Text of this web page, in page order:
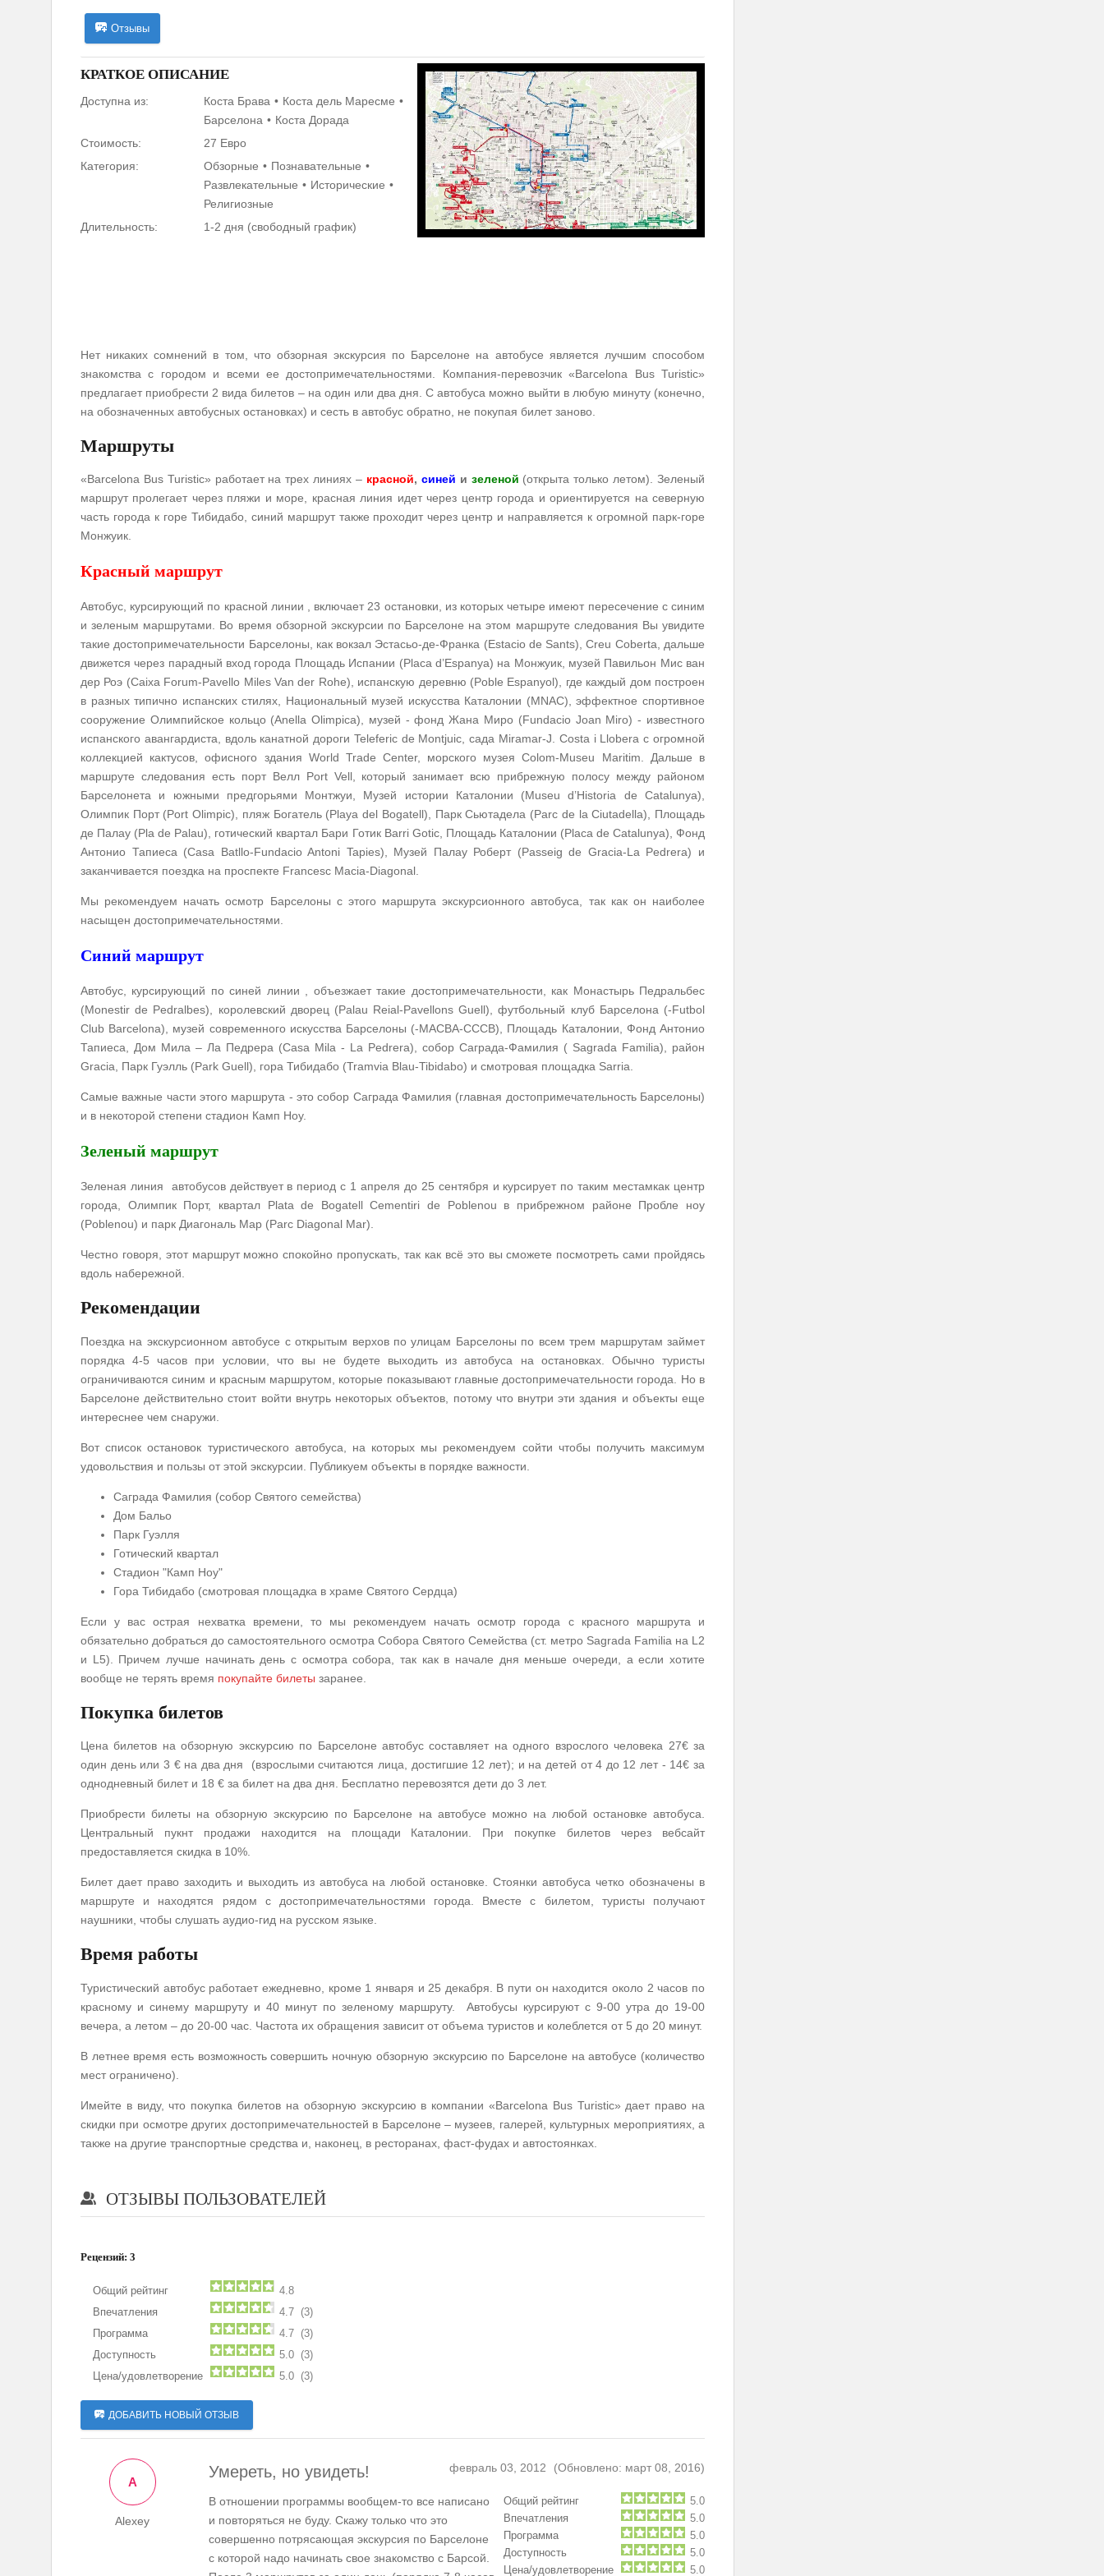
Отзывы
КРАТКОЕ ОПИСАНИЕ
Доступна из: Коста Брава
Коста дель Маресме
Барселона
Коста Дорада
Стоимость:
27 Евро
Категория:
Обзорные
Познавательные
Развлекательные
Исторические
Религиозные
Длительность:
1-2 дня (свободный график)
Нет никаких сомнений в том, что обзорная экскурсия по Барселоне на автобусе является лучшим способом
знакомства с городом и всеми ее достопримечательностями. Компания-перевозчик «Barcelona Bus Turistic»
предлагает приобрести 2 вида билетов – на один или два дня. С автобуса можно выйти в любую минуту (конечно,
на обозначенных автобусных остановках) и сесть в автобус обратно, не покупая билет заново.
Маршруты
«Barcelona Bus Turistic» работает на трех линиях – красной, синей и зеленой (открыта только летом). Зеленый
маршрут пролегает через пляжи и море, красная линия идет через центр города и ориентируется на северную
часть города к горе Тибидабо, синий маршрут также проходит через центр и направляется к огромной парк-горе
Монжуик.
Красный маршрут
Автобус, курсирующий по красной линии , включает 23 остановки, из которых четыре имеют пересечение с синим
и зеленым маршрутами. Во время обзорной экскурсии по Барселоне на этом маршруте следования Вы увидите
такие достопримечательности Барселоны, как вокзал Эстасьо-де-Франка (Estacio de Sants), Creu Coberta, дальше
движется через парадный вход города Площадь Испании (Placa d’Espanya) на Монжуик, музей Павильон Мис ван
дер Роэ (Caixa Forum-Pavello Miles Van der Rohe), испанскую деревню (Poble Espanyol), где каждый дом построен
в разных типично испанских стилях, Национальный музей искусства Каталонии (MNAC), эффектное спортивное
сооружение Олимпийское кольцо (Anella Olimpica), музей - фонд Жана Миро (Fundacio Joan Miro) - известного
испанского авангардиста, вдоль канатной дороги Teleferic de Montjuic, сада Miramar-J. Costa i Llobera с огромной
коллекцией кактусов, офисного здания World Trade Center, морского музея Colom-Museu Maritim. Дальше в
маршруте следования есть порт Велл Port Vell, который занимает всю прибрежную полосу между районом
Барселонета и южными предгорьями Монтжуи, Музей истории Каталонии (Museu d’Historia de Catalunya),
Олимпик Порт (Port Olimpic), пляж Богатель (Playa del Bogatell), Парк Сьютадела (Parc de la Ciutadella), Площадь
де Палау (Pla de Palau), готический квартал Бари Готик Barri Gotic, Площадь Каталонии (Placa de Catalunya), Фонд
Антонио Тапиеса (Casa Batllo-Fundacio Antoni Tapies), Музей Палау Роберт (Passeig de Gracia-La Pedrera) и
заканчивается поездка на проспекте Francesc Macia-Diagonal.
Мы рекомендуем начать осмотр Барселоны с этого маршрута экскурсионного автобуса, так как он наиболее
насыщен достопримечательностями.
Синий маршрут
Автобус, курсирующий по синей линии , объезжает такие достопримечательности, как Монастырь Педральбес
(Monestir de Pedralbes), королевский дворец (Palau Reial-Pavellons Guell), футбольный клуб Барселона (-Futbol
Club Barcelona), музей современного искусства Барселоны (-MACBA-CCCB), Площадь Каталонии, Фонд Антонио
Тапиеса, Дом Мила – Ла Педрера (Casa Mila - La Pedrera), собор Саграда-Фамилия ( Sagrada Familia), район
Gracia, Парк Гуэлль (Park Guell), гора Тибидабо (Tramvia Blau-Tibidabo) и смотровая площадка Sarria.
Самые важные части этого маршрута - это собор Саграда Фамилия (главная достопримечательность Барселоны)
и в некоторой степени стадион Камп Ноу.
Зеленый маршрут
Зеленая линия автобусов действует в период с 1 апреля до 25 сентября и курсирует по таким местамкак центр
города, Олимпик Порт, квартал Plata de Bogatell Cementiri de Poblenou в прибрежном районе Пробле ноу
(Poblenou) и парк Диагональ Мар (Parc Diagonal Mar).
Честно говоря, этот маршрут можно спокойно пропускать, так как всё это вы сможете посмотреть сами пройдясь
вдоль набережной.
Рекомендации
Поездка на экскурсионном автобусе с открытым верхов по улицам Барселоны по всем трем маршрутам займет
порядка 4-5 часов при условии, что вы не будете выходить из автобуса на остановках. Обычно туристы
ограничиваются синим и красным маршрутом, которые показывают главные достопримечательности города. Но в
Барселоне действительно стоит войти внутрь некоторых объектов, потому что внутри эти здания и объекты еще
интереснее чем снаружи.
Вот список остановок туристического автобуса, на которых мы рекомендуем сойти чтобы получить максимум
удовольствия и пользы от этой экскурсии. Публикуем объекты в порядке важности.
Саграда Фамилия (собор Святого семейства)
Дом Бальо
Парк Гуэлля
Готический квартал
Стадион "Камп Ноу"
Гора Тибидабо (смотровая площадка в храме Святого Сердца)
Если у вас острая нехватка времени, то мы рекомендуем начать осмотр города с красного маршрута и
обязательно добраться до самостоятельного осмотра Собора Святого Семейства (ст. метро Sagrada Familia на L2
и L5). Причем лучше начинать день с осмотра собора, так как в начале дня меньше очереди, а если хотите
вообще не терять время покупайте билеты заранее.
Покупка билетов
Цена билетов на обзорную экскурсию по Барселоне автобус составляет на одного взрослого человека 27€ за
один день или 3 € на два дня (взрослыми считаются лица, достигшие 12 лет); и на детей от 4 до 12 лет - 14€ за
однодневный билет и 18 € за билет на два дня. Бесплатно перевозятся дети до 3 лет.
Приобрести билеты на обзорную экскурсию по Барселоне на автобусе можно на любой остановке автобуса.
Центральный пукнт продажи находится на площади Каталонии. При покупке билетов через вебсайт
предоставляется скидка в 10%.
Билет дает право заходить и выходить из автобуса на любой остановке. Стоянки автобуса четко обозначены в
маршруте и находятся рядом с достопримечательностями города. Вместе с билетом, туристы получают
наушники, чтобы слушать аудио-гид на русском языке.
Время работы
Туристический автобус работает ежедневно, кроме 1 января и 25 декабря. В пути он находится около 2 часов по
красному и синему маршруту и 40 минут по зеленому маршруту. Автобусы курсируют с 9-00 утра до 19-00
вечера, а летом – до 20-00 час. Частота их обращения зависит от объема туристов и колеблется от 5 до 20 минут.
В летнее время есть возможность совершить ночную обзорную экскурсию по Барселоне на автобусе (количество
мест ограничено).
Имейте в виду, что покупка билетов на обзорную экскурсию в компании «Barcelona Bus Turistic» дает право на
скидки при осмотре других достопримечательностей в Барселоне – музеев, галерей, культурных мероприятиях, а
также на другие транспортные средства и, наконец, в ресторанах, фаст-фудах и автостоянках.
ОТЗЫВЫ ПОЛЬЗОВАТЕЛЕЙ
Рецензий: 3
Общий рейтинг
4.8
Впечатления
4.7 (3)
Программа
4.7 (3)
Доступность
5.0 (3)
Цена/удовлетворение
5.0 (3)
ДОБАВИТЬ НОВЫЙ ОТЗЫВ
Умереть, но увидеть! февраль 03, 2012 (Обновлено: март 08, 2016)
Общий рейтинг
5.0
Впечатления
5.0
Программа
5.0
Доступность
5.0
Цена/удовлетворение
5.0
В отношении программы вообщем-то все написано
и повторяться не буду. Скажу только что это
совершенно потрясающая экскурсия по Барселоне
с которой надо начинать свое знакомство с Барсой.
A
Alexey